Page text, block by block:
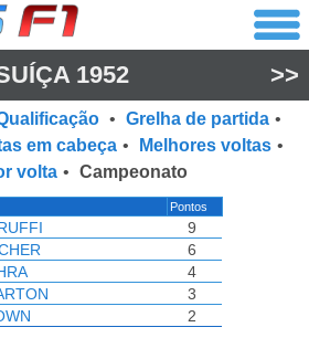
1952 >>
• Grelha de partida •
em cabeça • Melhores voltas •
volta • Campeonato
Pontos
9
6
4
3
2